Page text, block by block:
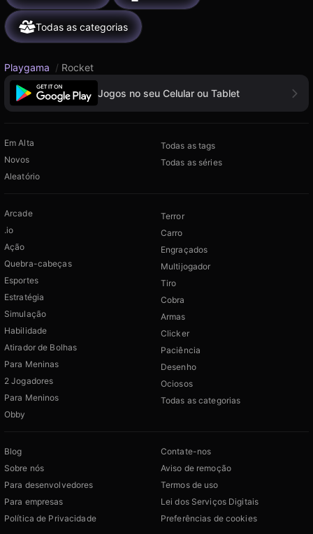
Todas as categorias
Playgama / Rocket
Jogos no seu Celular ou Tablet
Em Alta
Novos
Aleatório
Todas as tags
Todas as séries
Arcade
.io
Ação
Quebra-cabeças
Esportes
Estratégia
Simulação
Habilidade
Atirador de Bolhas
Para Meninas
2 Jogadores
Para Meninos
Obby
Terror
Carro
Engraçados
Multijogador
Tiro
Cobra
Armas
Clicker
Paciência
Desenho
Ociosos
Todas as categorias
Blog
Sobre nós
Para desenvolvedores
Para empresas
Política de Privacidade
Contate-nos
Aviso de remoção
Termos de uso
Lei dos Serviços Digitais
Preferências de cookies